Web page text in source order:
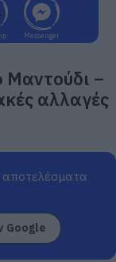
Messenger
Μαντούδι –
αλλαγές
Google